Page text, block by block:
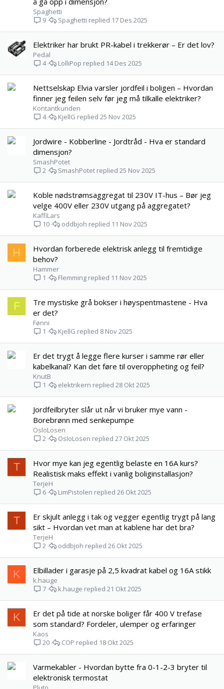
Spaghetti
9
17 Des 2025
Spaghetti
Elektriker har brukt PR-kabel i trekkerør – Er det lov?
Pedal
4
14 Des 2025
LolliPop
Nettselskap Elvia varsler jordfeil i boligen – Hvordan
finner jeg feilen selv før jeg må tilkalle elektriker?
Kontantkunden
4
25 Nov 2025
KjellG
Jordwire - Kobberline - Jordtråd - Hva er standard
dimensjon?
SmashPotet
2
25 Nov 2025
SmashPotet
Koble nødstrømsaggregat til 230V IT-hus – Bør jeg
velge 400V eller 230V utgang på aggregatet?
KaffiLars
10
11 Nov 2025
oddbjoh
H
Hvordan forberede elektrisk anlegg til fremtidige
behov?
Hammer
1
11 Nov 2025
Flemming
F
Tre mystiske grå bokser i høyspentmastene - Hva
er det?
Fønni
1
8 Nov 2025
KjellG
Er det trygt å legge flere kurser i samme rør eller
kabelkanal? Kan det føre til overoppheting og feil?
KnutB
1
28 Okt 2025
elektrikern
Jordfeilbryter slår ut når vi bruker mye vann -
Borebrønn med senkepumpe
OsloLosen
2
27 Okt 2025
OsloLosen
T
Hvor mye kan jeg egentlig belaste en 16A kurs?
Realistisk maks effekt i vanlig boliginstallasjon?
TerjeH
6
26 Okt 2025
LimPistolen
T
Er skjult anlegg i tak og vegger egentlig trygt på lang
sikt – Hvordan vet man at kablene har det bra?
TerjeH
2
26 Okt 2025
oddbjoh
K Elbillader i garasje på 2,5 kvadrat kabel og 16A stikk
k.hauge
7
21 Okt 2025
k.hauge
K
Er det på tide at norske boliger får 400 V trefase
som standard? Fordeler, ulemper og erfaringer
Kaos
20
18 Okt 2025
COP
Varmekabler - Hvordan bytte fra 0-1-2-3 bryter til
elektronisk termostat